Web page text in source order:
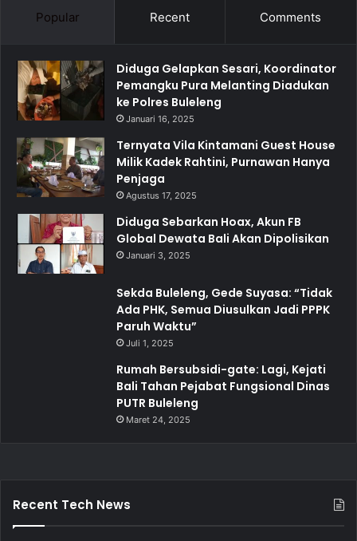
Popular Recent Comments
Diduga Gelapkan Sesari, Koordinator
Pemangku Pura Melanting Diadukan
ke Polres Buleleng
Januari 16, 2025
Ternyata Vila Kintamani Guest House
Milik Kadek Rahtini, Purnawan Hanya
Penjaga
Agustus 17, 2025
Diduga Sebarkan Hoax, Akun FB
Global Dewata Bali Akan Dipolisikan
Januari 3, 2025
Sekda Buleleng, Gede Suyasa: “Tidak
Ada PHK, Semua Diusulkan Jadi PPPK
Paruh Waktu”
Juli 1, 2025
Rumah Bersubsidi-gate: Lagi, Kejati
Bali Tahan Pejabat Fungsional Dinas
PUTR Buleleng
Maret 24, 2025
Recent Tech News